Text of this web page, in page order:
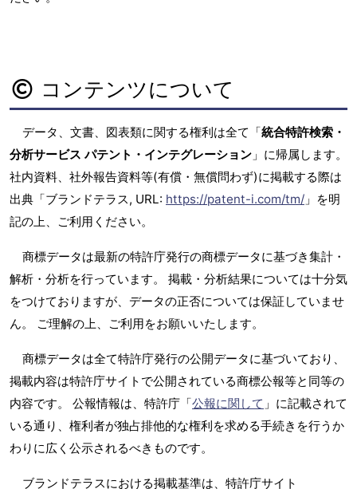
コンテンツについて
データ、文書、図表類に関する権利は全て「統合特許検索・
分析サービス パテント・インテグレーション 」に帰属します。
社内資料、社外報告資料等(有償・無償問わず)に掲載する際は
出典「ブランドテラス, URL: https://patent-i.com/tm/ 」を明
記の上、ご利用ください。
商標データは最新の特許庁発行の商標データに基づき集計・
解析・分析を行っています。 掲載・分析結果については十分気
をつけておりますが、データの正否については保証していませ
ん。 ご理解の上、ご利用をお願いいたします。
商標データは全て特許庁発行の公開データに基づいており、
掲載内容は特許庁サイトで公開されている商標公報等と同等の
内容です。 公報情報は、特許庁「公報に関して 」に記載されて
いる通り、権利者が独占排他的な権利を求める手続きを行うか
わりに広く公示されるべきものです。
ブランドテラスにおける掲載基準は、特許庁サイト